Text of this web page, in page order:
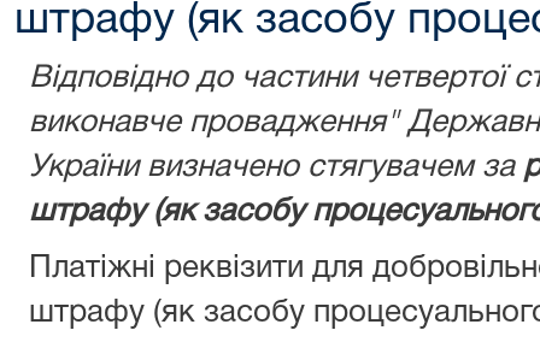
штрафу (як засобу
Відповідно до частини четвертої
виконавче провадження"
України визначено стягувачем за
штрафу (як засобу
Платіжні реквізити для
штрафу (як засобу